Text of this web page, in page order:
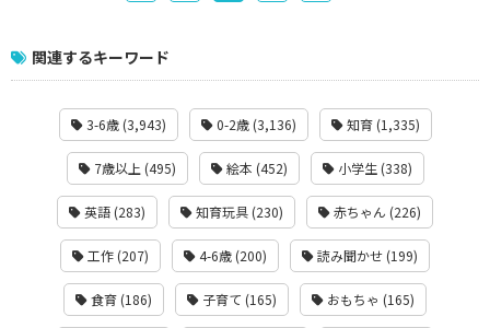
関連するキーワード
3-6歳 (3,943) 0-2歳 (3,136) 知育 (1,335)
7歳以上 (495) 絵本 (452) 小学生 (338)
英語 (283) 知育玩具 (230) 赤ちゃん (226)
工作 (207) 4-6歳 (200) 読み聞かせ (199)
食育 (186) 子育て (165) おもちゃ (165)